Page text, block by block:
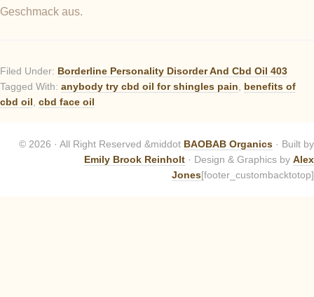
Geschmack aus.
Filed Under: Borderline Personality Disorder And Cbd Oil 403
Tagged With: anybody try cbd oil for shingles pain
benefits of
cbd oil cbd face oil
© 2026 · All Right Reserved &middot BAOBAB Organics · Built by
Emily Brook Reinholt · Design & Graphics by Alex
Jones[footer_custombacktotop]